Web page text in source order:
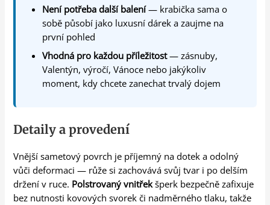
Není potřeba další balení— krabička sama o
sobě působí jako luxusní dárek a zaujme na
první pohled
Vhodná pro každou příležitost— zásnuby,
Valentýn, výročí, Vánoce nebo jakýkoliv
moment, kdy chcete zanechat trvalý dojem
Detaily a provedení
Vnější sametový povrch je příjemný na dotek a odolný
vůči deformaci — růže si zachovává svůj tvar i po delším
držení v ruce. Polstrovaný vnitřekšperk bezpečně zafixuje
bez nutnosti kovových svorek či nadměrného tlaku, takže